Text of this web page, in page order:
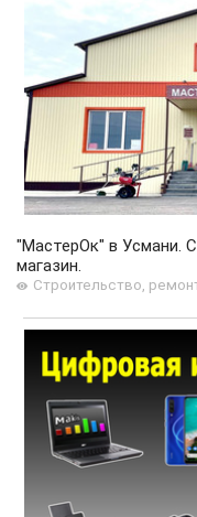
"МастерОк" в Усмани.
магазин.
Строительство,